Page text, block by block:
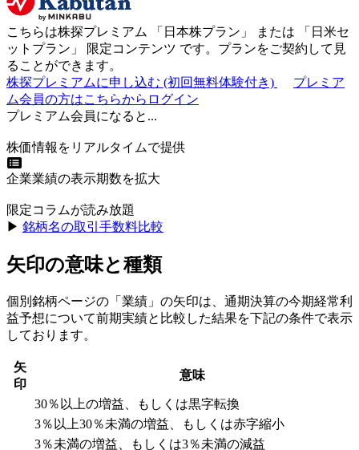
こちらは株探プレミアム 「 日本株プラン 」 または 「 日米セ
ットプラン 」 限定コンテンツ です。プランをご契約して見
ることができます。
株探プレミアムに申し込む (初回無料体験付き)
プレミア
ム会員の方はこちらからログイン
プレミアム会員になると...
株価情報をリアルタイムで提供
企業業績の表示期数を拡大
限定コラムが読み放題
▶︎ 銘柄名の取引手数料比較
矢印の意味と種類
個別銘柄ページの「業績」の矢印は、通期決算の今期経常利
益予想について前期実績と比較した結果を下記の条件で表示
しております。
矢
印
意味
30％以上の増益、もしくは黒字転換
3％以上30％未満の増益、もしくは赤字縮小
3％未満の増益、もしくは3％未満の減益